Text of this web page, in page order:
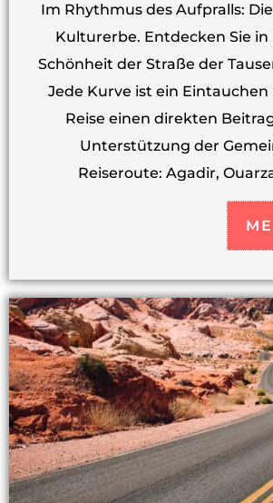
Im Rhythmus des Aufpralls:
Kulturerbe. Entdecken Sie
Schönheit der Straße der
Jede Kurve ist ein
Reise einen direkten
Unterstützung der
Reiseroute: Agadir,